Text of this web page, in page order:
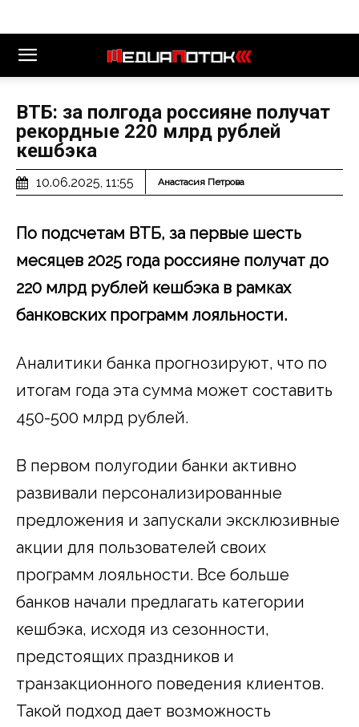
ВТБ: за полгода россияне получат
рекордные 220 млрд рублей
кешбэка
10.06.2025, 11:55 Анастасия Петрова
По подсчетам ВТБ, за первые шесть
месяцев 2025 года россияне получат до
220 млрд рублей кешбэка в рамках
банковских программ лояльности.
Аналитики банка прогнозируют, что по
итогам года эта сумма может составить
450-500 млрд рублей.
В первом полугодии банки активно
развивали персонализированные
предложения и запускали эксклюзивные
акции для пользователей своих
программ лояльности. Все больше
банков начали предлагать категории
кешбэка, исходя из сезонности,
предстоящих праздников и
транзакционного поведения клиентов.
Такой подход дает возможность